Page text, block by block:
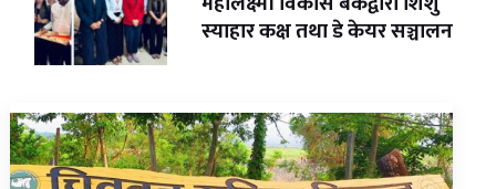
स्याहार कक्ष तथा डे केयर सञ्चालन